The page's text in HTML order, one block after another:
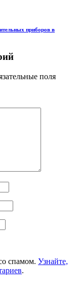
приборов в
поля
спамом. Узнайте,
.